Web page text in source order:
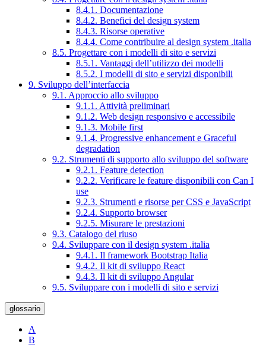
8.4.1. Documentazione
8.4.2. Benefici del design system
8.4.3. Risorse operative
8.4.4. Come contribuire al design system .italia
8.5. Progettare con i modelli di sito e servizi
8.5.1. Vantaggi dell’utilizzo dei modelli
8.5.2. I modelli di sito e servizi disponibili
9. Sviluppo dell’interfaccia
9.1. Approccio allo sviluppo
9.1.1. Attività preliminari
9.1.2. Web design responsivo e accessibile
9.1.3. Mobile first
9.1.4. Progressive enhancement e Graceful
degradation
9.2. Strumenti di supporto allo sviluppo del software
9.2.1. Feature detection
9.2.2. Verificare le feature disponibili con Can I
use
9.2.3. Strumenti e risorse per CSS e JavaScript
9.2.4. Supporto browser
9.2.5. Misurare le prestazioni
9.3. Catalogo del riuso
9.4. Sviluppare con il design system .italia
9.4.1. Il framework Bootstrap Italia
9.4.2. Il kit di sviluppo React
9.4.3. Il kit di sviluppo Angular
9.5. Sviluppare con i modelli di sito e servizi
glossario
A
B